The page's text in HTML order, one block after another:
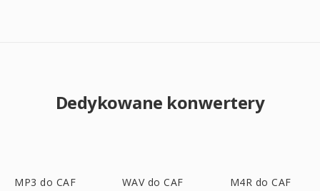
Dedykowane konwertery
MP3 do CAF WAV do CAF M4R do CAF